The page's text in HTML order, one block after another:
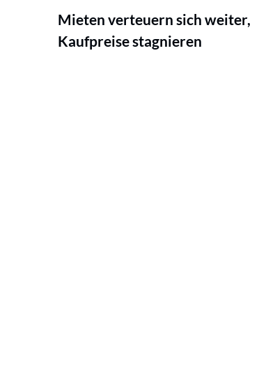
Mieten verteuern sich weiter,
Kaufpreise stagnieren